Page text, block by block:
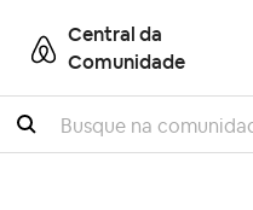
Central da
Comunidade
Pesquisar